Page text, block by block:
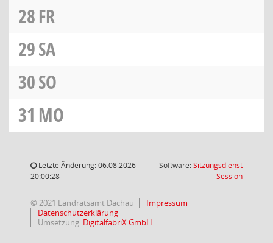
28FR
29SA
30SO
31 MO
Letzte Änderung: 06.08.2026
20:00:28
Software:Sitzungsdienst
Session(Wird in
© 2021 Landratsamt Dachau
Impressum
Datenschutzerklärung
Umsetzung: DigitalfabriX GmbH